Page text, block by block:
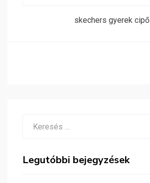
skechers gyerek cipő
Legutóbbi bejegyzések